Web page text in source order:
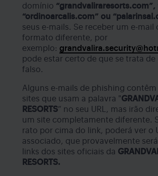
domínio “grandvaliraresorts.com”,
“ordinoarcalis.com” ou
seus e-mails. Se receber um e-mail
formato diferente, por
exemplo:
pode estar certo de que se trata de
falso.
Alguns e-mails de phishing contêm
sites que usam a palavra "
RESORTS” no seu URL, mas irão
um site completamente diferente.
rato por cima do link, poderá ver o
associado, que provavelmente
links dos sites oficiais da
RESORTS.